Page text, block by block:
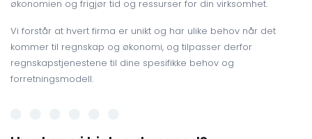
økonomien og frigjør tid og ressurser for din virksomhet.
Vi forstår at hvert firma er unikt og har ulike behov når det
kommer til regnskap og økonomi, og tilpasser derfor
regnskapstjenestene til dine spesifikke behov og
forretningsmodell.